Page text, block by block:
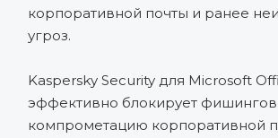
корпоративной почты и ранее
угроз.
Kaspersky Security для Microsoft
эффективно блокирует
компрометацию корпоративной